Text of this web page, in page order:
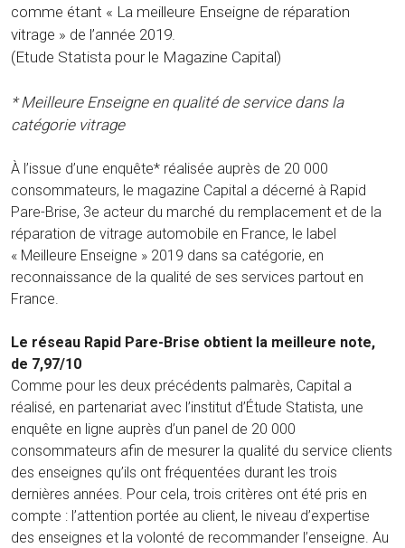
comme étant « La meilleure Enseigne de réparation
vitrage » de l’année 2019.
(Etude Statista pour le Magazine Capital)
* Meilleure Enseigne en qualité de service dans la
catégorie vitrage
À l’issue d’une enquête* réalisée auprès de 20 000
consommateurs, le magazine Capital a décerné à Rapid
Pare-Brise, 3e acteur du marché du remplacement et de la
réparation de vitrage automobile en France, le label
« Meilleure Enseigne » 2019 dans sa catégorie, en
reconnaissance de la qualité de ses services partout en
France.
Le réseau Rapid Pare-Brise obtient la meilleure note,
de 7,97/10
Comme pour les deux précédents palmarès, Capital a
réalisé, en partenariat avec l’institut d’Étude Statista, une
enquête en ligne auprès d’un panel de 20 000
consommateurs afin de mesurer la qualité du service clients
des enseignes qu’ils ont fréquentées durant les trois
dernières années. Pour cela, trois critères ont été pris en
compte : l’attention portée au client, le niveau d’expertise
des enseignes et la volonté de recommander l’enseigne. Au